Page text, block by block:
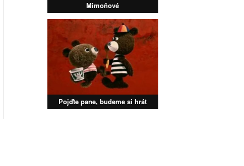
Mimoňové
Pojďte pane, budeme si hrát